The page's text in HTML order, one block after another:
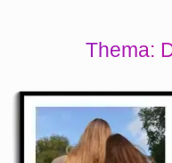
Thema: